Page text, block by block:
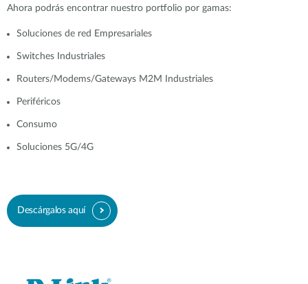
Ahora podrás encontrar nuestro portfolio por gamas:
Soluciones de red Empresariales
Switches Industriales
Routers/Modems/Gateways M2M Industriales
Periféricos
Consumo
Soluciones 5G/4G
Descárgalos aquí